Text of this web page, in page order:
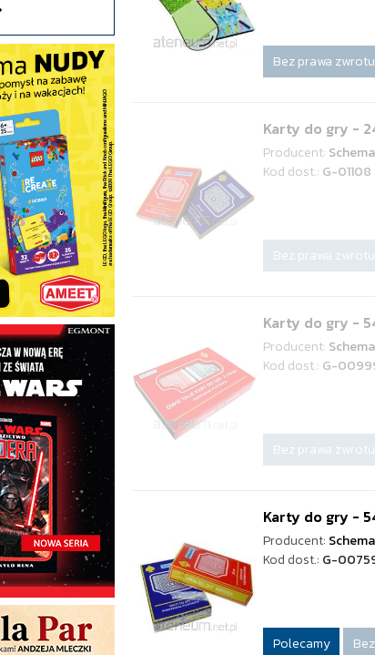
Bez prawa zwrotu
Karty do gry -
Producent:
Kod dost.: G-01108
Bez prawa zwrotu
Karty do gry -
Producent:
Kod dost.: G-
Bez prawa zwrotu
Karty do gry -
Producent:
Kod dost.: G-
Polecamy